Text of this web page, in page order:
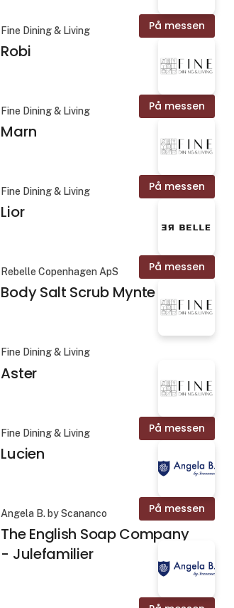
På messen
Fine Dining & Living
Robi
På messen
Fine Dining & Living
Marn
På messen
Fine Dining & Living
Lior
På messen
Rebelle Copenhagen ApS
Body Salt Scrub Mynte
Fine Dining & Living
Aster
På messen
Fine Dining & Living
Lucien
På messen
Angela B. by Scananco
The English Soap Company
- Julefamilier